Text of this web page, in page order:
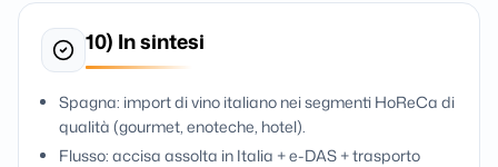
10) In sintesi
Spagna: import di vino italiano nei segmenti HoReCa di
qualità (gourmet, enoteche, hotel).
Flusso: accisa assolta in Italia + e-DAS + trasporto